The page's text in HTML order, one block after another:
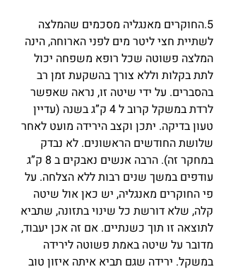
5.החוקרים מאנגליה מסכמים שהמלצה
לשתיית חצי ליטר מים לפני הארוחה, הינה
המלצה פשוטה שכל רופא משפחה יכול
לתת בקלות וללא צורך בהשקעת זמן רב
בהסברים. על ידי שיטה זו, נראה שאפשר
לרדת במשקל קרוב ל 4 ק”ג בשנה (עדיין
טעון בדיקה. יתכן וקצב הירידה מועט לאחר
שלושת החודשים הראשונים. לא נבדק
במחקר זה). הרבה אנשים נאבקים ב 8 ק”ג
עודפים במשך שנים רבות ללא הצלחה. על
פי החוקרים מאנגליה, יש כאן אול שיטה
קלה, שלא דורשת כל שינוי בתזונה, שתביא
לתוצאה זו תוך כשנתיים. אם זה אכן יעבוד,
מדובר על שיטה באמת פשוטה לירידה
במשקל. ירידה שגם תביא איתה איזון טוב